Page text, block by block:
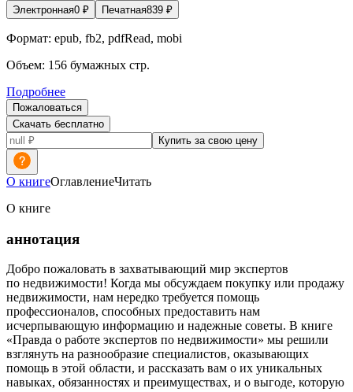
Электронная0 ₽ Печатная839 ₽
Формат: epub, fb2, pdfRead, mobi
Объем: 156 бумажных стр.
Подробнее
Пожаловаться
Скачать бесплатно
Купить за свою цену
О книгеОглавлениеЧитать
О книге
аннотация
Добро пожаловать в захватывающий мир экспертов
по недвижимости! Когда мы обсуждаем покупку или продажу
недвижимости, нам нередко требуется помощь
профессионалов, способных предоставить нам
исчерпывающую информацию и надежные советы. В книге
«Правда о работе экспертов по недвижимости» мы решили
взглянуть на разнообразие специалистов, оказывающих
помощь в этой области, и рассказать вам о их уникальных
навыках, обязанностях и преимуществах, и о выгоде, которую